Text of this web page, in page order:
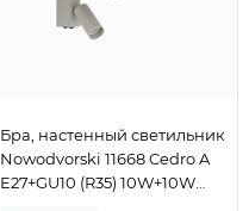
Бра, настенный светильник
Nowodvorski 11668 Cedro A
E27+GU10 (R35) 10W+10W